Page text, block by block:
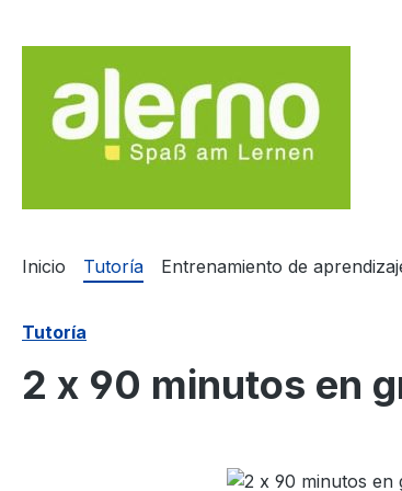
Inicio Tutoría Entrenamiento de
Tutoría
2 x 90 minutos en
Omitir galería de imágenes